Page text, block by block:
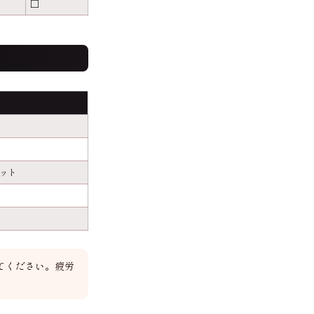
□
ト
ください。疲労